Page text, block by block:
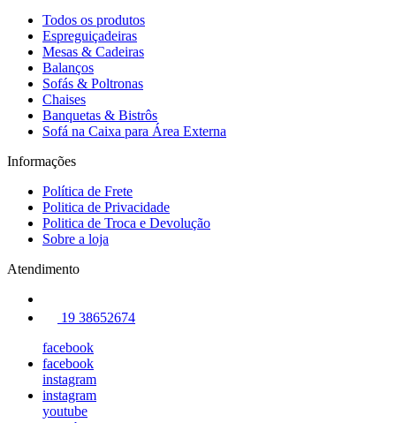
Todos os produtos
Espreguiçadeiras
Mesas & Cadeiras
Balanços
Sofás & Poltronas
Chaises
Banquetas & Bistrôs
Sofá na Caixa para Área Externa
Informações
Política de Frete
Politica de Privacidade
Politica de Troca e Devolução
Sobre a loja
Atendimento
19 38652674
facebook
facebook
instagram
instagram
youtube